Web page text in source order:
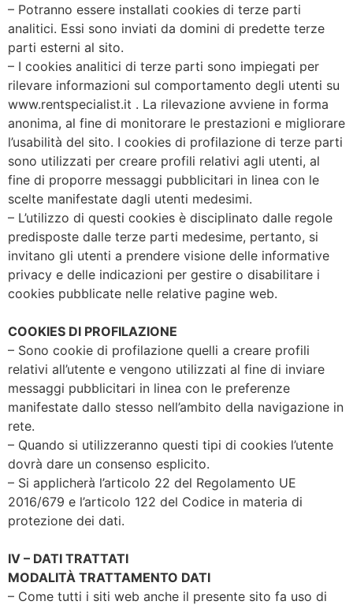
– Potranno essere installati cookies di terze parti
analitici. Essi sono inviati da domini di predette terze
parti esterni al sito.
– I cookies analitici di terze parti sono impiegati per
rilevare informazioni sul comportamento degli utenti su
www.rentspecialist.it . La rilevazione avviene in forma
anonima, al fine di monitorare le prestazioni e migliorare
l’usabilità del sito. I cookies di profilazione di terze parti
sono utilizzati per creare profili relativi agli utenti, al
fine di proporre messaggi pubblicitari in linea con le
scelte manifestate dagli utenti medesimi.
– L’utilizzo di questi cookies è disciplinato dalle regole
predisposte dalle terze parti medesime, pertanto, si
invitano gli utenti a prendere visione delle informative
privacy e delle indicazioni per gestire o disabilitare i
cookies pubblicate nelle relative pagine web.
COOKIES DI PROFILAZIONE
– Sono cookie di profilazione quelli a creare profili
relativi all’utente e vengono utilizzati al fine di inviare
messaggi pubblicitari in linea con le preferenze
manifestate dallo stesso nell’ambito della navigazione in
rete.
– Quando si utilizzeranno questi tipi di cookies l’utente
dovrà dare un consenso esplicito.
– Si applicherà l’articolo 22 del Regolamento UE
2016/679 e l’articolo 122 del Codice in materia di
protezione dei dati.
IV – DATI TRATTATI
MODALITÀ TRATTAMENTO DATI
– Come tutti i siti web anche il presente sito fa uso di